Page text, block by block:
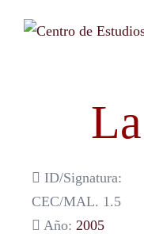
ID/Signatura:
CEC/MAL. 1.5
Año: 2005